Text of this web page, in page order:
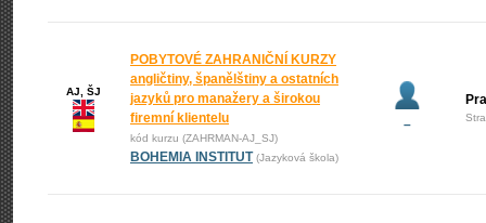
AJ, ŠJ
POBYTOVÉ ZAHRANIČNÍ KURZY
angličtiny, španělštiny a ostatních
jazyků pro manažery a širokou
firemní klientelu
kód kurzu (ZAHRMAN-AJ_SJ)
BOHEMIA INSTITUT (Jazyková škola)
–